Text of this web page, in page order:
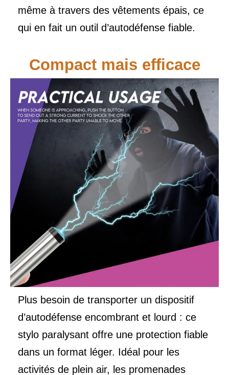
même à travers des vêtements épais, ce
qui en fait un outil d’autodéfense fiable.
Compact mais efficace
Plus besoin de transporter un dispositif
d’autodéfense encombrant et lourd : ce
stylo paralysant offre une protection fiable
dans un format léger. Idéal pour les
activités de plein air, les promenades